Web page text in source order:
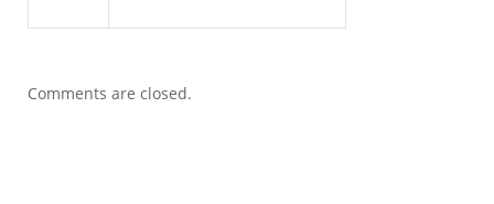
Comments are closed.